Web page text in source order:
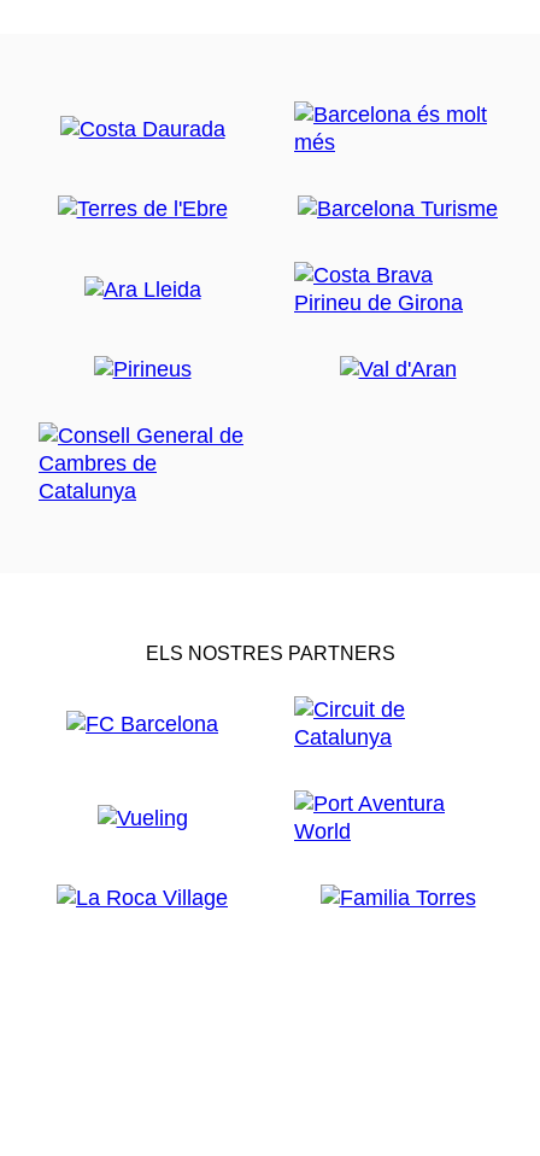
ELS NOSTRES PARTNERS